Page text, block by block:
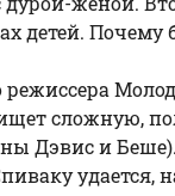
детей.
режиссера
сложную,
Дэвис и
удается,